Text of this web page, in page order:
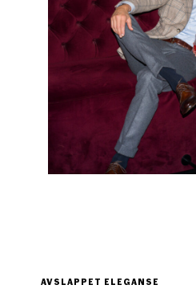
AVSLAPPET ELEGANSE